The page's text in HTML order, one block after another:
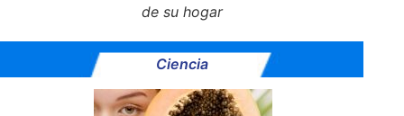
de su hogar
Ciencia